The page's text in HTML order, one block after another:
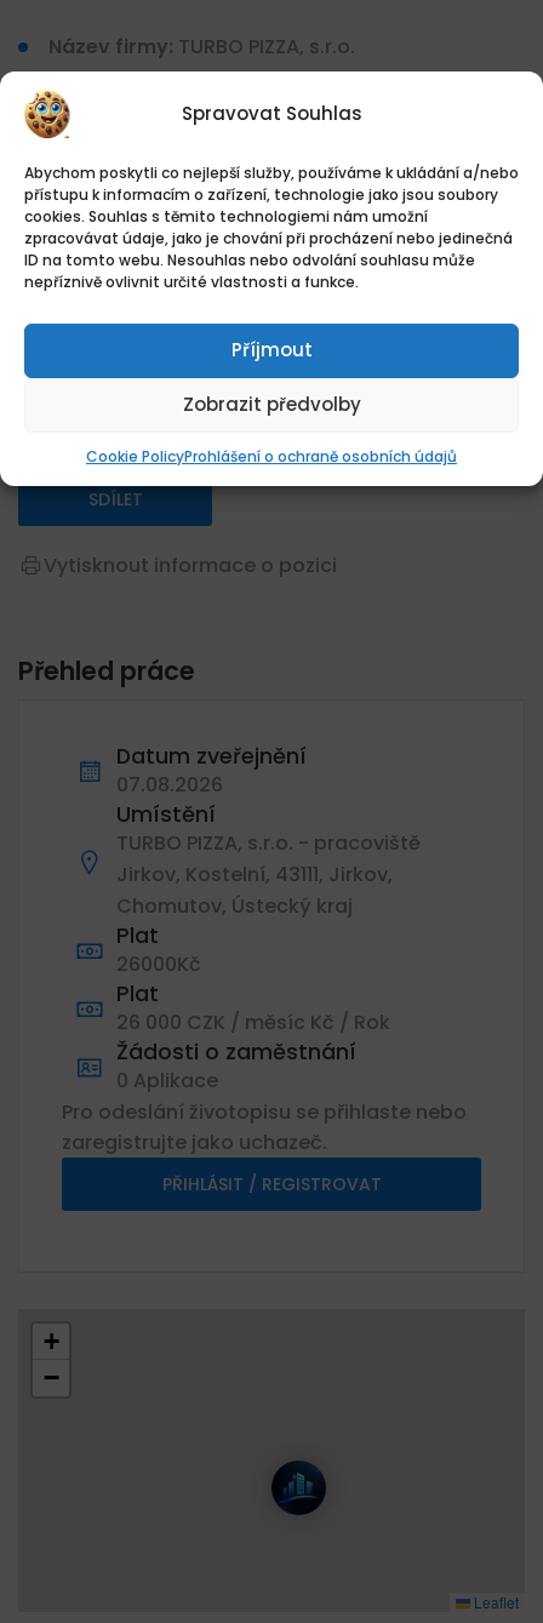
Spravovat Souhlas
Abychom poskytli co nejlepší služby, používáme k ukládání a/nebo
přístupu k informacím o zařízení, technologie jako jsou soubory
cookies. Souhlas s těmito technologiemi nám umožní
zpracovávat údaje, jako je chování při procházení nebo jedinečná
ID na tomto webu. Nesouhlas nebo odvolání souhlasu může
nepříznivě ovlivnit určité vlastnosti a funkce.
Příjmout
Zobrazit předvolby
Cookie PolicyProhlášení o ochraně osobních údajů
Název firmy: TURBO PIZZA, s.r.o.
IČO:
03643395
Kontaktní pracoviště
Chomutov
Kontakt je dostupný po přihlášení.
Vytvořte si účet zdarma a můžete poslat
životopis, napsat firmě nebo zobrazit telefon.
PŘIHLÁSIT / REGISTROVAT
SDÍLET
Vytisknout informace o pozici
Přehled práce
Datum zveřejnění
07.08.2026
Umístění
TURBO PIZZA, s.r.o. - pracoviště
Jirkov, Kostelní, 43111, Jirkov,
Chomutov, Ústecký kraj
Plat
26000Kč
Plat
26 000 CZK / měsíc Kč / Rok
Žádosti o zaměstnání
0 Aplikace
Pro odeslání životopisu se přihlaste nebo
zaregistrujte jako uchazeč.
PŘIHLÁSIT / REGISTROVAT
+
−
Leaflet